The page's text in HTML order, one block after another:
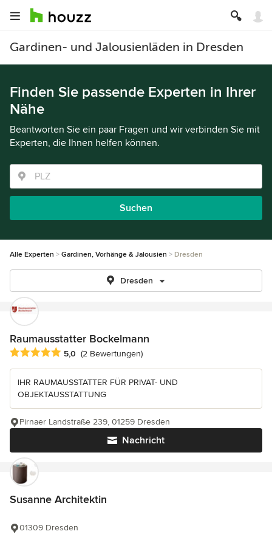
Gardinen- und Jalousienläden in Dresden
Finden Sie passende Experten in Ihrer
Nähe
Beantworten Sie ein paar Fragen und wir verbinden Sie mit
Experten, die Ihnen helfen können.
Suchen
Alle Experten Gardinen, Vorhänge & Jalousien Dresden
Dresden
Raumausstatter Bockelmann
Durchschnittliche Bewertung: 5 von 5 Sternen
5,0 (2 Bewertungen)
IHR RAUMAUSSTATTER FÜR PRIVAT- UND
OBJEKTAUSSTATTUNG
Nachricht
Pirnaer Landstraße 239, 01259 Dresden
Susanne Architektin
01309 Dresden